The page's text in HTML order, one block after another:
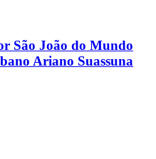
São João do Mundo
Ariano Suassuna